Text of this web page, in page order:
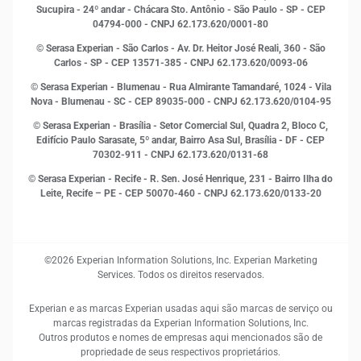
Inovação e Tecnologia
Leis e impostos
Marketing
Open Finance
Proteção de Dados
Sustentabilidade Corporativa
Sucupira - 24º andar - Chácara Sto. Antônio - São Paulo - SP - CEP
04794-000 - CNPJ 62.173.620/0001-80
© Serasa Experian - São Carlos - Av. Dr. Heitor José Reali, 360 - São
Carlos - SP - CEP 13571-385 - CNPJ 62.173.620/0093-06
© Serasa Experian - Blumenau - Rua Almirante Tamandaré, 1024 - Vila
Nova - Blumenau - SC - CEP 89035-000 - CNPJ 62.173.620/0104-95
© Serasa Experian - Brasília - Setor Comercial Sul, Quadra 2, Bloco C,
Edifício Paulo Sarasate, 5º andar, Bairro Asa Sul, Brasília - DF - CEP
70302-911 - CNPJ 62.173.620/0131-68
© Serasa Experian - Recife - R. Sen. José Henrique, 231 - Bairro Ilha do
Leite, Recife – PE - CEP 50070-460 - CNPJ 62.173.620/0133-20
©2026 Experian Information Solutions, Inc. Experian Marketing
Services. Todos os direitos reservados.
Experian e as marcas Experian usadas aqui são marcas de serviço ou
marcas registradas da Experian Information Solutions, Inc.
Outros produtos e nomes de empresas aqui mencionados são de
propriedade de seus respectivos proprietários.